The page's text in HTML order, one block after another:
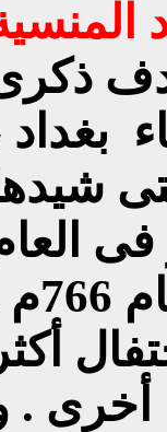
م يصادف
بناء بغداد
فى
762 م وأكتمل
أكثر
أخرى .